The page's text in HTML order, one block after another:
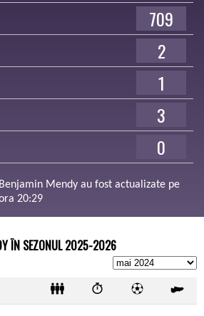
709
2
1
3
0
Mendy au fost actualizate pe
20:29
ÎN SEZONUL 2025-2026